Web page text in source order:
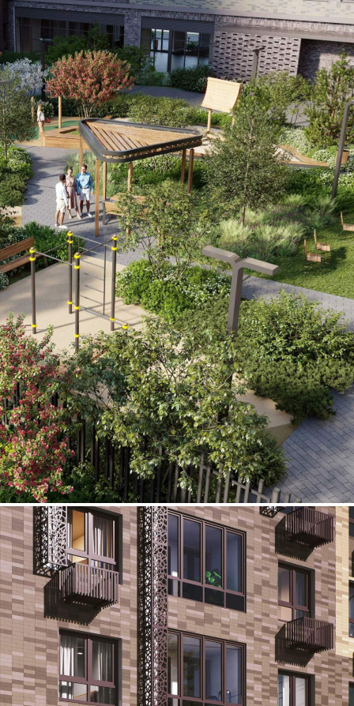
Продажа
108827 - Г. МОСКВА,
МОНТАЖНАЯ УЛИЦА,
Д.ВЛД8/24
Москва / Московская обл
Получить контакты Посмотреть на карте